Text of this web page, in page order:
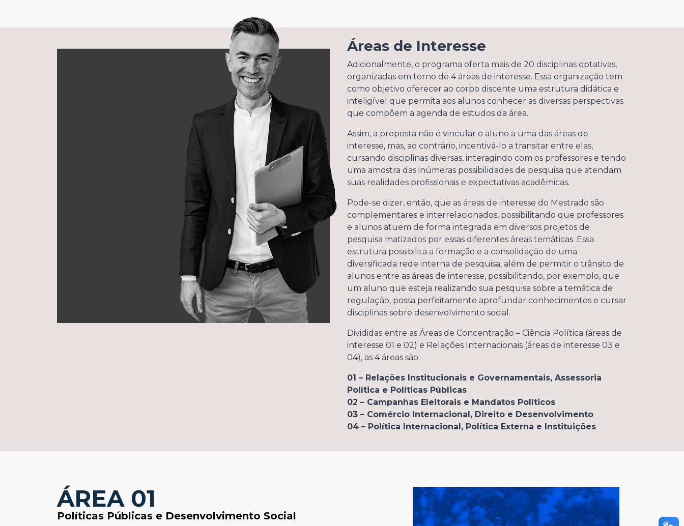
Áreas de Interesse
Adicionalmente, o programa oferta mais de 20 disciplinas optativas,
organizadas em torno de 4 áreas de interesse. Essa organização tem
como objetivo oferecer ao corpo discente uma estrutura didática e
inteligível que permita aos alunos conhecer as diversas perspectivas
que compõem a agenda de estudos da área.
Assim, a proposta não é vincular o aluno a uma das áreas de
interesse, mas, ao contrário, incentivá-lo a transitar entre elas,
cursando disciplinas diversas, interagindo com os professores e tendo
uma amostra das inúmeras possibilidades de pesquisa que atendam
suas realidades profissionais e expectativas acadêmicas.
Pode-se dizer, então, que as áreas de interesse do Mestrado são
complementares e interrelacionados, possibilitando que professores
e alunos atuem de forma integrada em diversos projetos de
pesquisa matizados por essas diferentes áreas temáticas. Essa
estrutura possibilita a formação e a consolidação de uma
diversificada rede interna de pesquisa, além de permitir o trânsito de
alunos entre as áreas de interesse, possibilitando, por exemplo, que
um aluno que esteja realizando sua pesquisa sobre a temática de
regulação, possa perfeitamente aprofundar conhecimentos e cursar
disciplinas sobre desenvolvimento social.
Divididas entre as Áreas de Concentração – Ciência Política (áreas de
interesse 01 e 02) e Relações Internacionais (áreas de interesse 03 e
04), as 4 áreas são:
01 – Relações Institucionais e Governamentais, Assessoria
Política e Políticas Públicas
02 – Campanhas Eleitorais e Mandatos Políticos
03 – Comércio Internacional, Direito e Desenvolvimento
04 – Política Internacional, Política Externa e Instituições
ÁREA 01
Políticas Públicas e Desenvolvimento Social